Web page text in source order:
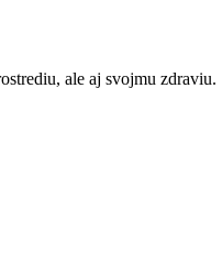
ale aj svojmu zdraviu.